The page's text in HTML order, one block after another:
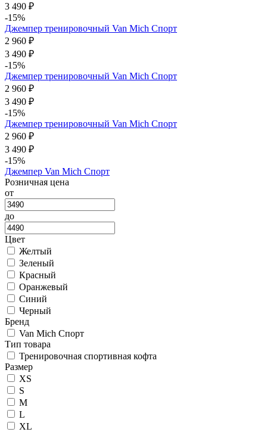
3 490 ₽
-15%
Джемпер тренировочный Van Mich Спорт
2 960 ₽
3 490 ₽
-15%
Джемпер тренировочный Van Mich Спорт
2 960 ₽
3 490 ₽
-15%
Джемпер тренировочный Van Mich Спорт
2 960 ₽
3 490 ₽
-15%
Джемпер Van Mich Спорт
Розничная цена
от
до
Цвет
Желтый
Зеленый
Красный
Оранжевый
Синий
Черный
Бренд
Van Mich Спорт
Тип товара
Тренировочная спортивная кофта
Размер
XS
S
M
L
XL